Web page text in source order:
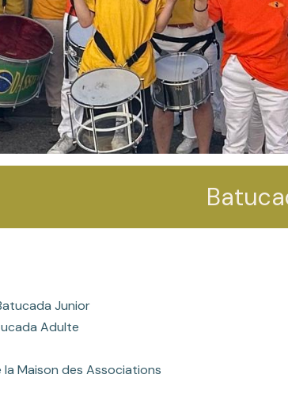
Junior
Adulte
Maison des Associations